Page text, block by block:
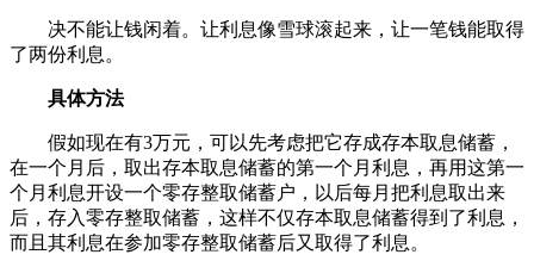
决不能让钱闲着。让利息像雪球滚起来，让一笔钱能取得
了两份利息。
具体方法
假如现在有3万元，可以先考虑把它存成存本取息储蓄，
在一个月后，取出存本取息储蓄的第一个月利息，再用这第一
个月利息开设一个零存整取储蓄户，以后每月把利息取出来
后，存入零存整取储蓄，这样不仅存本取息储蓄得到了利息，
而且其利息在参加零存整取储蓄后又取得了利息。